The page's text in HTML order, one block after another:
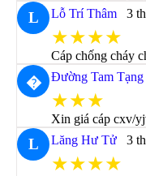
L Lỗ Trí Thâm 3
★★★★
Cáp chống cháy
� Đường Tam Tạng
★★★
Xin giá cáp cxv/
L Lăng Hư Tử 3
★★★★